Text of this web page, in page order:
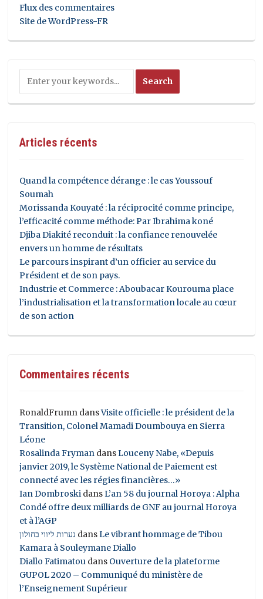
Flux des commentaires
Site de WordPress-FR
Articles récents
Quand la compétence dérange : le cas Youssouf
Soumah
Morissanda Kouyaté : la réciprocité comme principe,
l’efficacité comme méthode: Par Ibrahima koné
Djiba Diakité reconduit : la confiance renouvelée
envers un homme de résultats
Le parcours inspirant d’un officier au service du
Président et de son pays.
Industrie et Commerce : Aboubacar Kourouma place
l’industrialisation et la transformation locale au cœur
de son action
Commentaires récents
RonaldFrumn dansVisite officielle : le président de la
Transition, Colonel Mamadi Doumbouya en Sierra
Léone
Rosalinda Fryman dansLouceny Nabe, «Depuis
janvier 2019, le Système National de Paiement est
connecté avec les régies financières…»
Ian Dombroski dansL’an 58 du journal Horoya : Alpha
Condé offre deux milliards de GNF au journal Horoya
et à l’AGP
נערות ליווי בחולון dansLe vibrant hommage de Tibou
Kamara à Souleymane Diallo
Diallo Fatimatou dans Ouverture de la plateforme
GUPOL 2020 – Communiqué du ministère de
l’Enseignement Supérieur